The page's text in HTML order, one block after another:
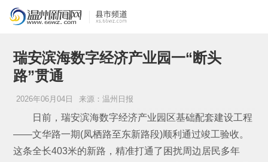
瑞安滨海数字经济产业园一“断头
路”贯通
2026年06月04日 来源：温州日报
日前，瑞安滨海数字经济产业园区基础配套建设工程
——文华路一期(凤栖路至东新路段)顺利通过竣工验收。
这条全长403米的新路，精准打通了困扰周边居民多年